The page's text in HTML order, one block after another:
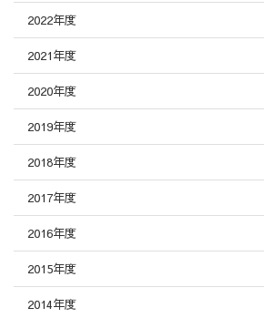
2022年度
2021年度
2020年度
2019年度
2018年度
2017年度
2016年度
2015年度
2014年度